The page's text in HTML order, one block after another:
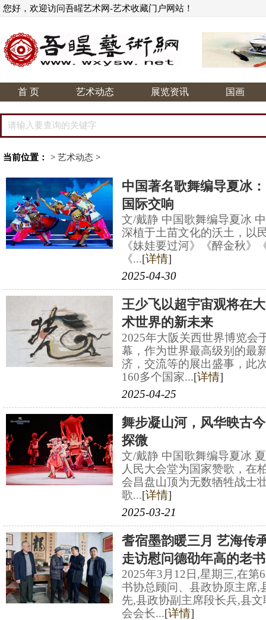
您好，欢迎访问吾睲艺术网-艺术收藏门户网站！
首 页 艺术动态 展览资讯 国画
当前位置： > 艺术动态 >
中国著名歌舞编导夏冰
国际交响
文/戴静 中国歌舞编导夏冰
深植于土苗文化的沃土，以
《妹娃要过河》《醉金秋》
《...[详情]
2025-04-30
王少飞以超宇宙观将在
术世界的新未来
2025年大阪关西世界博览会
幕，作为世界最高级别的最
济，交流等的展出盛事，此
160多个国家...[详情]
2025-04-25
舞步凝山河，风华映古
探微
文/戴静 中国歌舞编导夏冰
人民大会堂为国家赞歌，在
会昌盘山顶为无数牺牲战士
歌...[详情]
2025-03-21
耆宿墨韵暖三月 艺海
走访慰问德劭年高的老书
2025年3月12日,星期三,在
书协总顾问、县政协原主席,
先,县政协副主席段长兵,县
会会长...[详情]